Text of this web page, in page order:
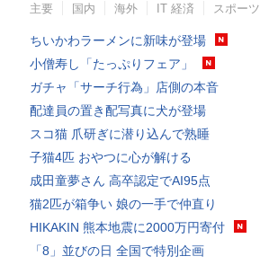
主要 国内 海外 IT 経済 スポーツ
ちいかわラーメンに新味が登場
小僧寿し「たっぷりフェア」
ガチャ「サーチ行為」店側の本音
配達員の置き配写真に犬が登場
スコ猫 爪研ぎに潜り込んで熟睡
子猫4匹 おやつに心が解ける
成田童夢さん 高卒認定でAI95点
猫2匹が箱争い 娘の一手で仲直り
HIKAKIN 熊本地震に2000万円寄付
「8」並びの日 全国で特別企画